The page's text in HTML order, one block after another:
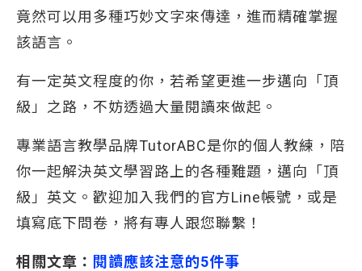
竟然可以用多種巧妙文字來傳達，進而精確掌握
該語言。
有一定英文程度的你，若希望更進一步邁向「頂
級」之路，不妨透過大量閱讀來做起。
專業語言教學品牌TutorABC是你的個人教練，陪
你一起解決英文學習路上的各種難題，邁向「頂
級」英文。歡迎加入我們的官方Line帳號，或是
填寫底下問卷，將有專人跟您聯繫！
相關文章： 閱讀應該注意的5件事